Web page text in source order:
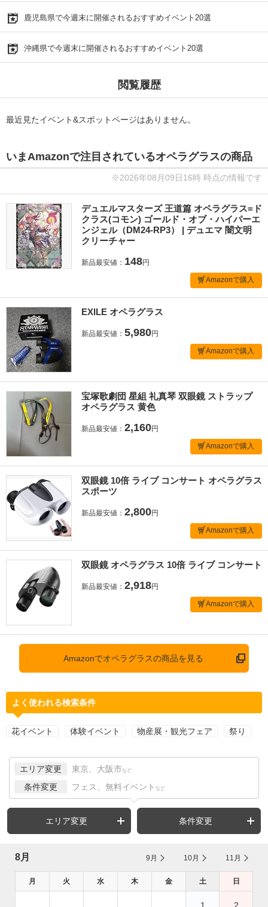
鹿児島県で今週末に開催されるおすすめイベント20選
沖縄県で今週末に開催されるおすすめイベント20選
閲覧履歴
最近見たイベント&スポットページはありません。
いまAmazonで注目されているオペラグラスの商品
※2026年08月09日16時 時点の情報です
デュエルマスターズ 王道篇 オペラグラス=ド
クラス(コモン) ゴールド・オブ・ハイパーエ
ンジェル（DM24-RP3） | デュエマ 闇文明
クリーチャー
新品最安値： 148円
Amazonで購入
EXILE オペラグラス
新品最安値： 5,980円
Amazonで購入
宝塚歌劇団 星組 礼真琴 双眼鏡 ストラップ
オペラグラス 黄色
新品最安値： 2,160円
Amazonで購入
双眼鏡 10倍 ライブ コンサート オペラグラス
スポーツ
新品最安値： 2,800円
Amazonで購入
双眼鏡 オペラグラス 10倍 ライブ コンサート
新品最安値： 2,918円
Amazonで購入
Amazonでオペラグラスの商品を見る
よく使われる検索条件
花イベント 体験イベント 物産展・観光フェア 祭り
エリア変更 東京、大阪市 など
条件変更 フェス、無料イベント など
エリア変更 条件変更
8月 9月 10月 11月
月 火 水 木 金 土 日